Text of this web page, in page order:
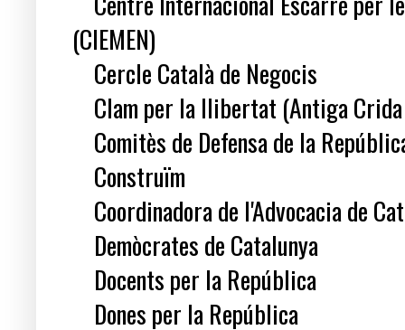
(CIEMEN)
Cercle Català de Negocis
Clam per la llibertat (Antiga
Comitès de Defensa de la
Construïm
Coordinadora de l'Advocacia de
Demòcrates de Catalunya
Docents per la República
Dones per la República